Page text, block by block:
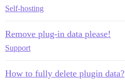
Self-hosting
Remove plug-in data please!
Support
How to fully delete plugin data?